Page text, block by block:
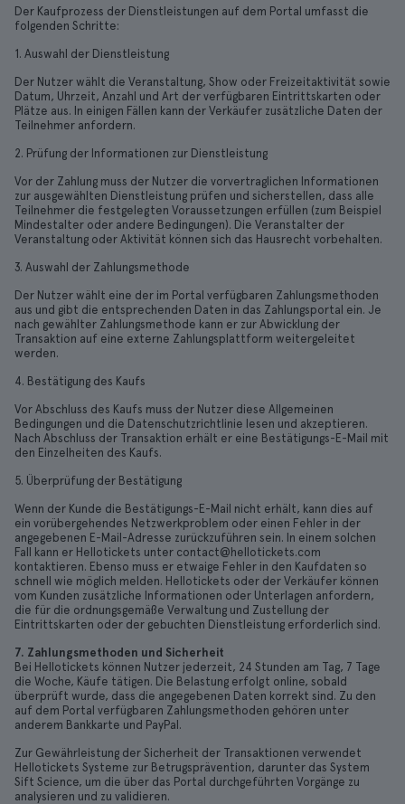
Der Kaufprozess der Dienstleistungen auf dem Portal umfasst die
folgenden Schritte:
1. Auswahl der Dienstleistung
Der Nutzer wählt die Veranstaltung, Show oder Freizeitaktivität sowie
Datum, Uhrzeit, Anzahl und Art der verfügbaren Eintrittskarten oder
Plätze aus. In einigen Fällen kann der Verkäufer zusätzliche Daten der
Teilnehmer anfordern.
2. Prüfung der Informationen zur Dienstleistung
Vor der Zahlung muss der Nutzer die vorvertraglichen Informationen
zur ausgewählten Dienstleistung prüfen und sicherstellen, dass alle
Teilnehmer die festgelegten Voraussetzungen erfüllen (zum Beispiel
Mindestalter oder andere Bedingungen). Die Veranstalter der
Veranstaltung oder Aktivität können sich das Hausrecht vorbehalten.
3. Auswahl der Zahlungsmethode
Der Nutzer wählt eine der im Portal verfügbaren Zahlungsmethoden
aus und gibt die entsprechenden Daten in das Zahlungsportal ein. Je
nach gewählter Zahlungsmethode kann er zur Abwicklung der
Transaktion auf eine externe Zahlungsplattform weitergeleitet
werden.
4. Bestätigung des Kaufs
Vor Abschluss des Kaufs muss der Nutzer diese Allgemeinen
Bedingungen und die Datenschutzrichtlinie lesen und akzeptieren.
Nach Abschluss der Transaktion erhält er eine Bestätigungs-E-Mail mit
den Einzelheiten des Kaufs.
5. Überprüfung der Bestätigung
Wenn der Kunde die Bestätigungs-E-Mail nicht erhält, kann dies auf
ein vorübergehendes Netzwerkproblem oder einen Fehler in der
angegebenen E-Mail-Adresse zurückzuführen sein. In einem solchen
Fall kann er Hellotickets unter contact@hellotickets.com
kontaktieren. Ebenso muss er etwaige Fehler in den Kaufdaten so
schnell wie möglich melden. Hellotickets oder der Verkäufer können
vom Kunden zusätzliche Informationen oder Unterlagen anfordern,
die für die ordnungsgemäße Verwaltung und Zustellung der
Eintrittskarten oder der gebuchten Dienstleistung erforderlich sind.
7. Zahlungsmethoden und Sicherheit
Bei Hellotickets können Nutzer jederzeit, 24 Stunden am Tag, 7 Tage
die Woche, Käufe tätigen. Die Belastung erfolgt online, sobald
überprüft wurde, dass die angegebenen Daten korrekt sind. Zu den
auf dem Portal verfügbaren Zahlungsmethoden gehören unter
anderem Bankkarte und PayPal.
Zur Gewährleistung der Sicherheit der Transaktionen verwendet
Hellotickets Systeme zur Betrugsprävention, darunter das System
Sift Science, um die über das Portal durchgeführten Vorgänge zu
analysieren und zu validieren.